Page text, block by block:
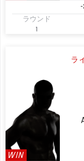
-
ラウンド
1
ラ
WIN